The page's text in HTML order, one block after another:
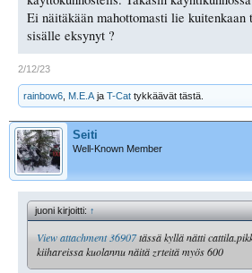
Ei näitäkään mahottomasti lie kuitenkaan
sisälle eksynyt ?
2/12/23
rainbow6, M.E.Aja T-Cat tykkäävät tästä.
Seiti
Well-Known Member
juoni kirjoitti:↑
View attachment 36907tässä kyllä nätti
kiihareissa kuolannu näitä zrteitä myös 600